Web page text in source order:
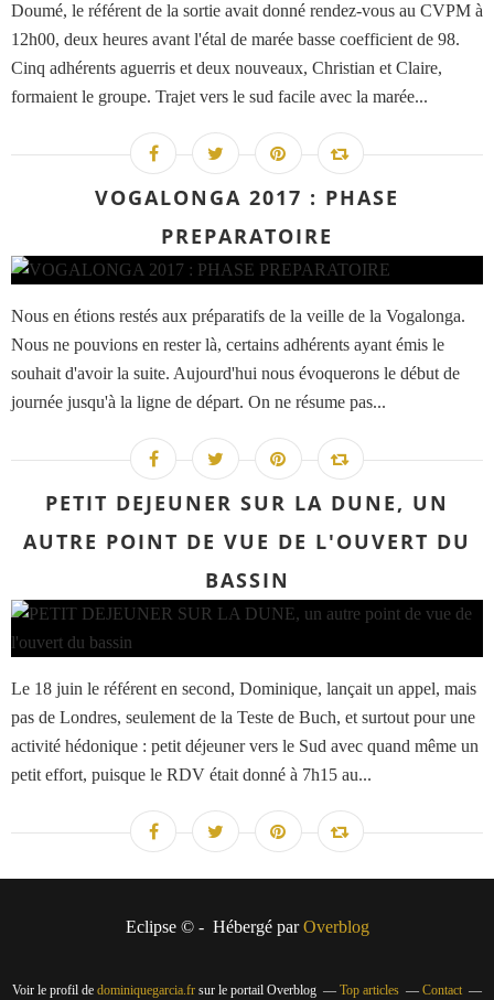
Doumé, le référent de la sortie avait donné rendez-vous au CVPM à
12h00, deux heures avant l'étal de marée basse coefficient de 98.
Cinq adhérents aguerris et deux nouveaux, Christian et Claire,
formaient le groupe. Trajet vers le sud facile avec la marée...
VOGALONGA 2017 : PHASE
PREPARATOIRE
Nous en étions restés aux préparatifs de la veille de la Vogalonga.
Nous ne pouvions en rester là, certains adhérents ayant émis le
souhait d'avoir la suite. Aujourd'hui nous évoquerons le début de
journée jusqu'à la ligne de départ. On ne résume pas...
PETIT DEJEUNER SUR LA DUNE, UN
AUTRE POINT DE VUE DE L'OUVERT DU
BASSIN
Le 18 juin le référent en second, Dominique, lançait un appel, mais
pas de Londres, seulement de la Teste de Buch, et surtout pour une
activité hédonique : petit déjeuner vers le Sud avec quand même un
petit effort, puisque le RDV était donné à 7h15 au...
Eclipse © - Hébergé parOverblog
Voir le profil de dominiquegarcia.fr sur le portail Overblog Top articles Contact